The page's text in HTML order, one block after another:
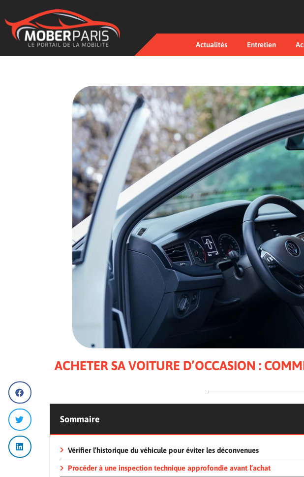
Actualités Entretien
ACHETER SA VOITURE D’OCCASION :
Sommaire
Vérifier l’historique du véhicule pour éviter les déconvenues
Procéder à une inspection technique approfondie avant l’achat